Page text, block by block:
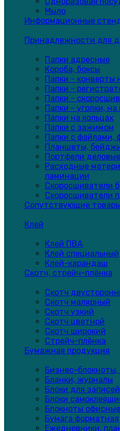
Мыло
Информационные
Принадлежности для
Папки адресные
Короба, боксы
Папки - конверты
Папки -
Папки -
Папки - уголки,
Папки на кольцах
Папки с зажимом
Папки с файлами,
Планшеты,
Портфели
Расходные
ламинации
Скоросшиватели
Скоросшиватели
Сопутствующие
Клей
Клей ПВА
Клей специальный
Клей-карандаш
Скотч, стрейч-плёнка
Скотч
Скотч малярный
Скотч узкий
Скотч цветной
Скотч широкий
Стрейч-плёнка
Бумажная продукция
Бизнес-
Бланки, журналы
Блоки для записей
Блоки
Блокноты офисные
Бумага форматная
Ежедневники,